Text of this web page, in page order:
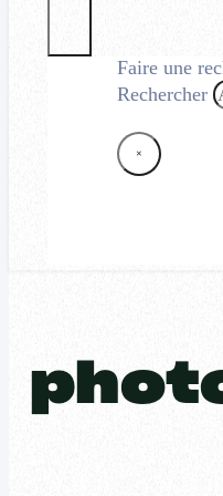
Faire une
Rechercher
×